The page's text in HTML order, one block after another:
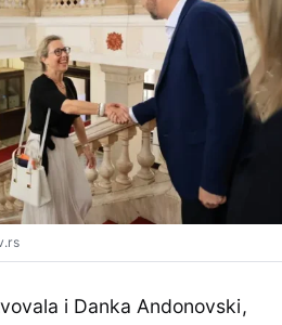
i Danka Andonovski,